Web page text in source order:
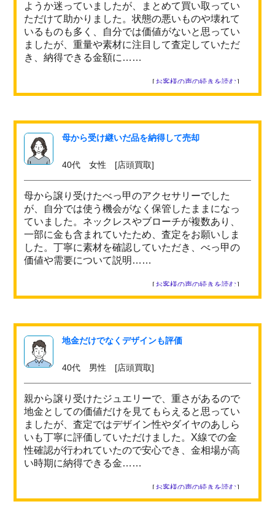
ようか迷っていましたが、まとめて買い取ってい
ただけて助かりました。状態の悪いものや壊れて
いるものも多く、自分では価値がないと思ってい
ましたが、重量や素材に注目して査定していただ
き、納得できる金額に……
［ お客様の声の続きを読む］
母から受け継いだ品を納得して売却
40代 女性 [店頭買取]
母から譲り受けたべっ甲のアクセサリーでした
が、自分では使う機会がなく保管したままになっ
ていました。ネックレスやブローチが複数あり、
一部に金も含まれていたため、査定をお願いしま
した。丁寧に素材を確認していただき、べっ甲の
価値や需要について説明……
［ お客様の声の続きを読む］
地金だけでなくデザインも評価
40代 男性 [店頭買取]
親から譲り受けたジュエリーで、重さがあるので
地金としての価値だけを見てもらえると思ってい
ましたが、査定ではデザイン性やダイヤのあしら
いも丁寧に評価していただけました。X線での金
性確認が行われていたので安心でき、金相場が高
い時期に納得できる金……
［ お客様の声の続きを読む］